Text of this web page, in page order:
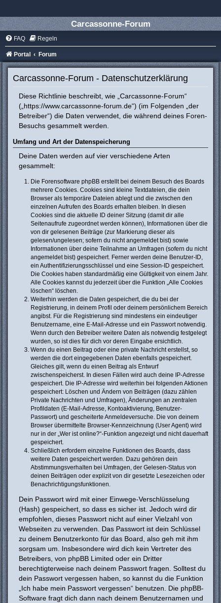
Carcassonne-Forum
FAQ Regeln
Portal Forum
Carcassonne-Forum - Datenschutzerklärung
Diese Richtlinie beschreibt, wie „Carcassonne-Forum“
(„https://www.carcassonne-forum.de“) (im Folgenden „der
Betreiber“) die Daten verwendet, die während deines Foren-
Besuchs gesammelt werden.
Umfang und Art der Datenspeicherung
Deine Daten werden auf vier verschiedene Arten
gesammelt:
Die Forensoftware phpBB erstellt bei deinem Besuch des Boards
mehrere Cookies. Cookies sind kleine Textdateien, die dein
Browser als temporäre Dateien ablegt und die zwischen den
einzelnen Aufrufen des Boards erhalten bleiben. In diesen
Cookies sind die aktuelle ID deiner Sitzung (damit dir alle
Seitenaufrufe zugeordnet werden können), Informationen über die
von dir gelesenen Beiträge (zur Markierung dieser als
gelesen/ungelesen; sofern du nicht angemeldet bist) sowie
Informationen über deine Teilnahme an Umfragen (sofern du nicht
angemeldet bist) gespeichert. Ferner werden deine Benutzer-ID,
ein Authentifizierungsschlüssel und eine Session-ID gespeichert.
Die Cookies haben standardmäßig eine Gültigkeit von einem Jahr.
Alle Cookies kannst du jederzeit über die Funktion „Alle Cookies
löschen“ löschen.
Weiterhin werden die Daten gespeichert, die du bei der
Registrierung, in deinem Profil oder deinem persönlichem Bereich
angibst. Für die Registrierung sind mindestens ein eindeutiger
Benutzername, eine E-Mail-Adresse und ein Passwort notwendig.
Wenn durch den Betreiber weitere Daten als notwendig festgelegt
wurden, so ist dies für dich vor deren Eingabe ersichtlich.
Wenn du einen Beitrag oder eine private Nachricht erstellst, so
werden die dort eingegebenen Daten ebenfalls gespeichert.
Gleiches gilt, wenn du einen Beitrag als Entwurf
zwischenspeicherst. In diesen Fällen wird auch deine IP-Adresse
gespeichert. Die IP-Adresse wird weiterhin bei folgenden Aktionen
gespeichert: Löschen und Ändern von Beiträgen (dazu zählen
Private Nachrichten und Umfragen), Änderungen an zentralen
Profildaten (E-Mail-Adresse, Kontoaktivierung, Benutzer-
Passwort) und gescheiterte Anmeldeversuche. Die von deinem
Browser übermittelte Browser-Kennzeichnung (User Agent) wird
nur in der „Wer ist online?“-Funktion angezeigt und nicht dauerhaft
gespeichert.
Schließlich erfordern einzelne Funktionen des Boards, dass
weitere Daten gespeichert werden. Dazu gehören dein
Abstimmungsverhalten bei Umfragen, der Gelesen-Status von
deinen Beiträgen oder explizit von dir gesetzte Lesezeichen oder
Benachrichtigungsfunktionen.
Dein Passwort wird mit einer Einwege-Verschlüsselung
(Hash) gespeichert, so dass es sicher ist. Jedoch wird dir
empfohlen, dieses Passwort nicht auf einer Vielzahl von
Webseiten zu verwenden. Das Passwort ist dein Schlüssel
zu deinem Benutzerkonto für das Board, also geh mit ihm
sorgsam um. Insbesondere wird dich kein Vertreter des
Betreibers, von phpBB Limited oder ein Dritter
berechtigterweise nach deinem Passwort fragen. Solltest du
dein Passwort vergessen haben, so kannst du die Funktion
„Ich habe mein Passwort vergessen“ benutzen. Die phpBB-
Software fragt dich dann nach deinem Benutzernamen und